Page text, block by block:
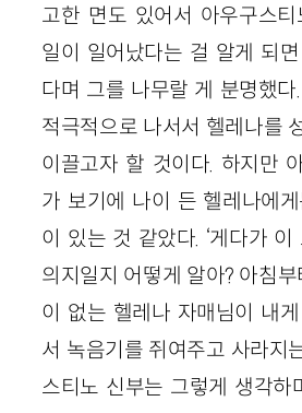
고한 면도 있어서 아우구스
일이 일어났다는 걸 알게 되
다며 그를 나무랄 게 분명했다
적극적으로 나서서 헬레나를
이끌고자 할 것이다. 하지만
가 보기에 나이 든 헬레나에
이 있는 것 같았다. ‘게다가
의지일지 어떻게 알아? 아침
이 없는 헬레나 자매님이 내
서 녹음기를 쥐여주고 사라지
스티노 신부는 그렇게 생각하